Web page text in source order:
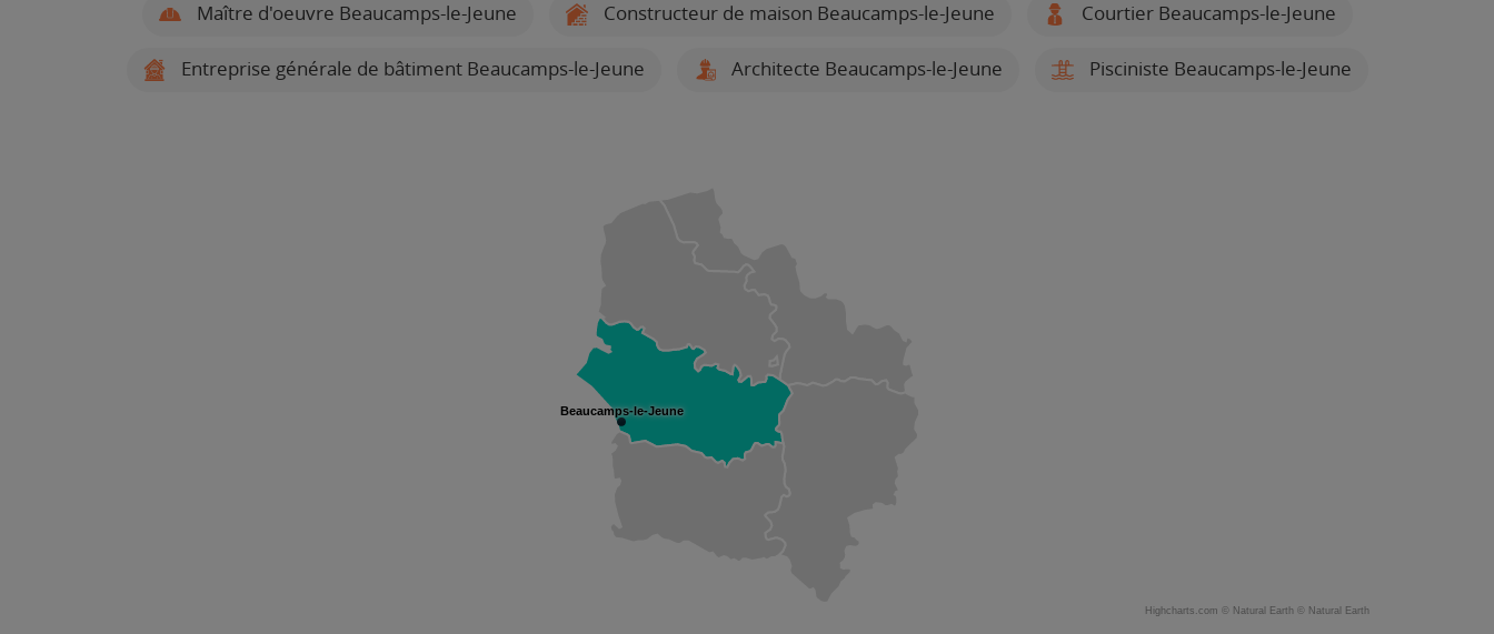
Maître d'oeuvre Beaucamps-le-Jeune Constructeur de maison Beaucamps-le-Jeune Courtier Beaucamps-le-Jeune
Entreprise générale de bâtiment Beaucamps-le-Jeune Architecte Beaucamps-le-Jeune Pisciniste Beaucamps-le-Jeune
Beaucamps-le-Jeune
Highcharts.com © Natural Earth © Natural Earth